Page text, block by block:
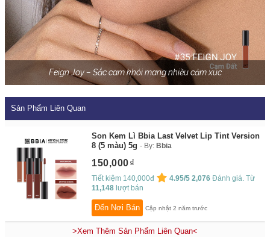
Feign Joy – Sắc cam khói mang nhiều cảm xúc
Sản Phẩm Liên Quan
Son Kem Lì Bbia Last Velvet Lip Tint Version
8 (5 màu) 5g
By: Bbia
150,000
Tiết kiệm 140,000đ 4.95/5 2,076 Đánh giá. Từ
11,148 lượt bán
Đến Nơi Bán Cập nhật 2 năm trước
>Xem Thêm Sản Phẩm Liên Quan<